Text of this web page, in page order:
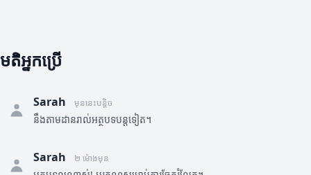
មតិអ្នកប្រើ
Sarah មុននេះបន្តិច
នឹងតាមដានរាល់អត្ថបទបន្តទៀត។
Sarah ២ ម៉ោងមុន